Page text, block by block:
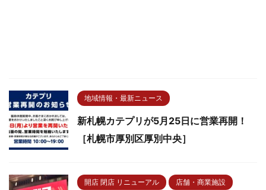
地域情報・最新ニュース
新札幌カテプリが5月25日に営業再開！
［札幌市厚別区厚別中央］
開店 閉店 リニューアル 店舗・商業施設